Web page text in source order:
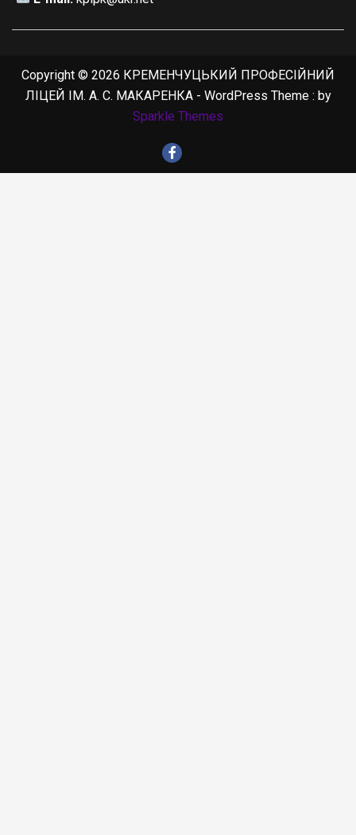
Copyright © 2026 КРЕМЕНЧУЦЬКИЙ ПРОФЕСІЙНИЙ
ЛІЦЕЙ ІМ. А. С. МАКАРЕНКА - WordPress Theme : by
Sparkle Themes